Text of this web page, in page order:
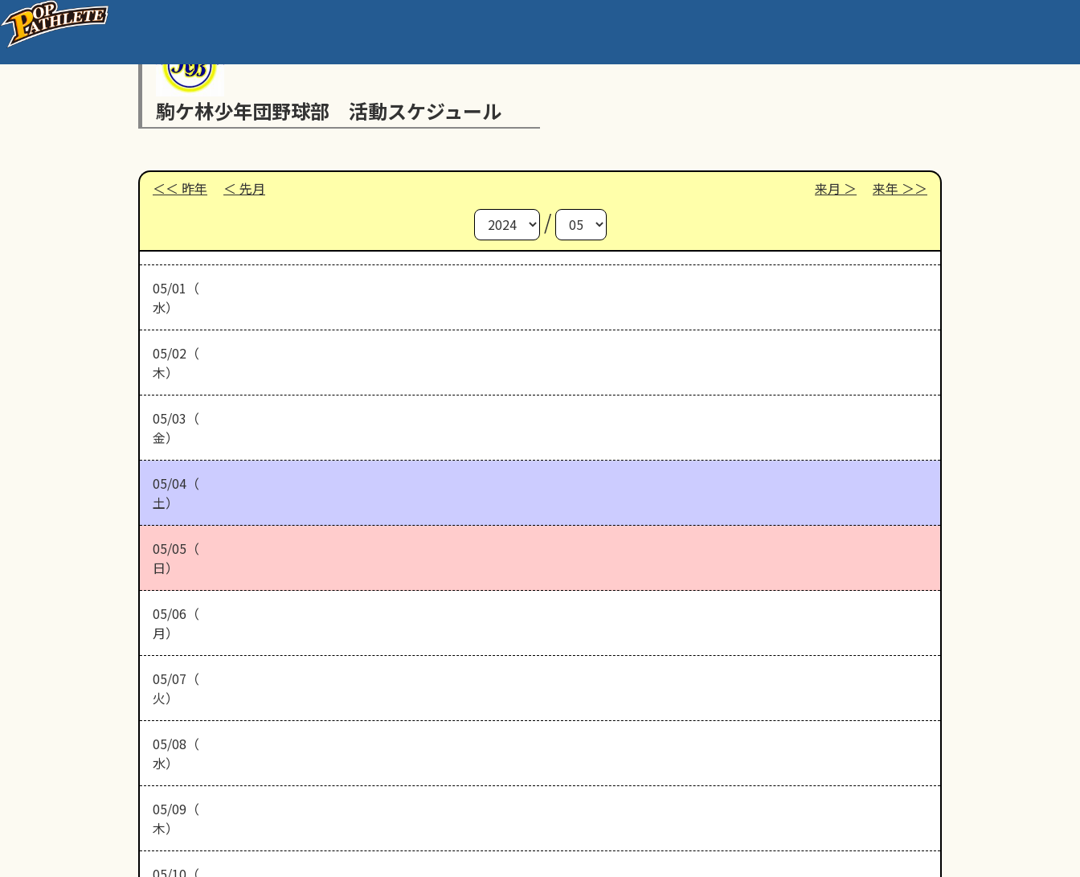
駒ケ林少年団野球部 活動スケジュール
昨年 先月 来月 来年
/
05/01（
水）
05/02（
木）
05/03（
金）
05/04（
土）
05/05（
日）
05/06（
月）
05/07（
火）
05/08（
水）
05/09（
木）